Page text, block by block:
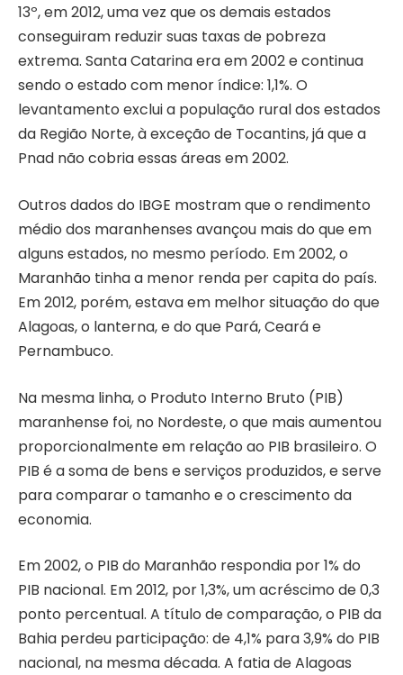
13º, em 2012, uma vez que os demais estados
conseguiram reduzir suas taxas de pobreza
extrema. Santa Catarina era em 2002 e continua
sendo o estado com menor índice: 1,1%. O
levantamento exclui a população rural dos estados
da Região Norte, à exceção de Tocantins, já que a
Pnad não cobria essas áreas em 2002.
Outros dados do IBGE mostram que o rendimento
médio dos maranhenses avançou mais do que em
alguns estados, no mesmo período. Em 2002, o
Maranhão tinha a menor renda per capita do país.
Em 2012, porém, estava em melhor situação do que
Alagoas, o lanterna, e do que Pará, Ceará e
Pernambuco.
Na mesma linha, o Produto Interno Bruto (PIB)
maranhense foi, no Nordeste, o que mais aumentou
proporcionalmente em relação ao PIB brasileiro. O
PIB é a soma de bens e serviços produzidos, e serve
para comparar o tamanho e o crescimento da
economia.
Em 2002, o PIB do Maranhão respondia por 1% do
PIB nacional. Em 2012, por 1,3%, um acréscimo de 0,3
ponto percentual. A título de comparação, o PIB da
Bahia perdeu participação: de 4,1% para 3,9% do PIB
nacional, na mesma década. A fatia de Alagoas